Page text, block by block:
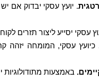
. יועץ עסקי יבדוק אם
עסקי יסייע ליצור תזרים
כיועץ עסקי, המומחה יזהה
באמצעות מתודולוגיות